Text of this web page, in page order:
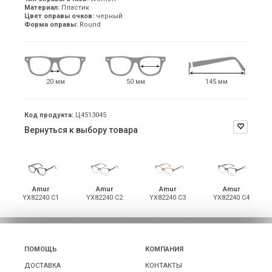
Материал: Пластик
Цвет оправы очков: черный
Форма оправы: Round
20 мм 50 мм 145 мм
Код продукта: Ц4513045
Вернуться к выбору товара
Amur
YX82240 C1
Amur
YX82240 C2
Amur
YX82240 C3
Amur
YX82240 C4
ПОМОЩЬ
ДОСТАВКА
КОМПАНИЯ
КОНТАКТЫ